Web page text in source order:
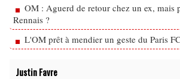
OM : Aguerd de retour chez un ex, mais
Rennais ?
L'OM prêt à mendier un geste du Paris
Justin Favre